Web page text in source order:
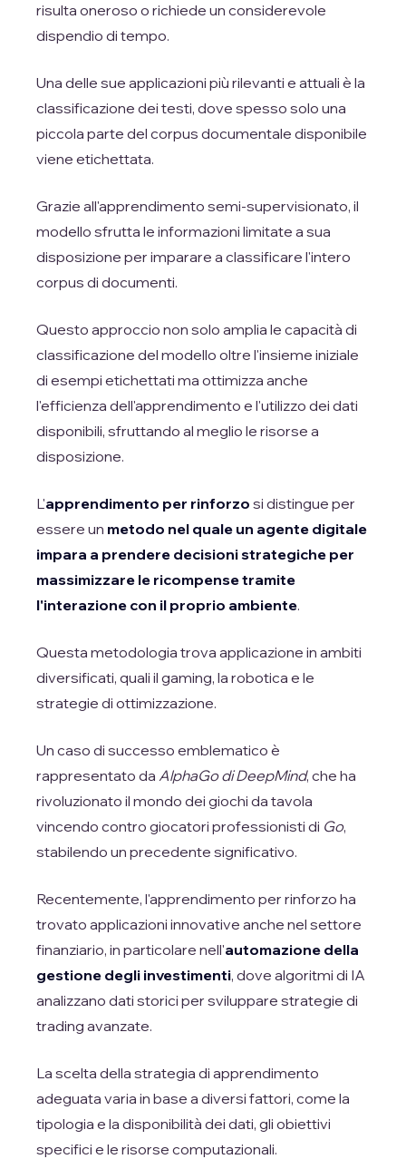
risulta oneroso o richiede un considerevole
dispendio di tempo.
Una delle sue applicazioni più rilevanti e attuali è la
classificazione dei testi, dove spesso solo una
piccola parte del corpus documentale disponibile
viene etichettata.
Grazie all'apprendimento semi-supervisionato, il
modello sfrutta le informazioni limitate a sua
disposizione per imparare a classificare l'intero
corpus di documenti.
Questo approccio non solo amplia le capacità di
classificazione del modello oltre l'insieme iniziale
di esempi etichettati ma ottimizza anche
l'efficienza dell'apprendimento e l'utilizzo dei dati
disponibili, sfruttando al meglio le risorse a
disposizione.
L'apprendimento per rinforzo si distingue per
essere un metodo nel quale un agente digitale
impara a prendere decisioni strategiche per
massimizzare le ricompense tramite
l'interazione con il proprio ambiente.
Questa metodologia trova applicazione in ambiti
diversificati, quali il gaming, la robotica e le
strategie di ottimizzazione.
Un caso di successo emblematico è
rappresentato da AlphaGo di DeepMind, che ha
rivoluzionato il mondo dei giochi da tavola
vincendo contro giocatori professionisti di Go,
stabilendo un precedente significativo.
Recentemente, l'apprendimento per rinforzo ha
trovato applicazioni innovative anche nel settore
finanziario, in particolare nell'automazione della
gestione degli investimenti, dove algoritmi di IA
analizzano dati storici per sviluppare strategie di
trading avanzate.
La scelta della strategia di apprendimento
adeguata varia in base a diversi fattori, come la
tipologia e la disponibilità dei dati, gli obiettivi
specifici e le risorse computazionali.